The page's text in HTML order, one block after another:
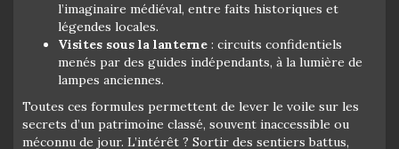
l’imaginaire médiéval, entre faits historiques et
légendes locales.
Visites sous la lanterne : circuits confidentiels
menés par des guides indépendants, à la lumière de
lampes anciennes.
Toutes ces formules permettent de lever le voile sur les
secrets d’un patrimoine classé, souvent inaccessible ou
méconnu de jour. L’intérêt ? Sortir des sentiers battus,